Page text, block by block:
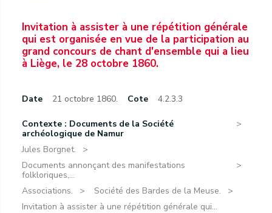
Invitation à assister à une répétition générale
qui est organisée en vue de la participation au
grand concours de chant d'ensemble qui a lieu
à Liège, le 28 octobre 1860.
Date 21 octobre 1860. Cote 4.2.3.3
Contexte : Documents de la Société
archéologique de Namur
Jules Borgnet.
Documents annonçant des manifestations
folkloriques,...
Associations.
Société des Bardes de la Meuse.
Invitation à assister à une répétition générale qui...